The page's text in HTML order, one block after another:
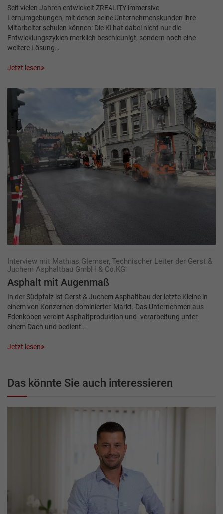
Seit vielen Jahren entwickelt ZREALITY immersive
Lernumgebungen, mit denen seine Unternehmenskunden ihre
Mitarbeiter schulen können: Die KI hat dabei nicht nur die
Entwicklungszyklen merklich beschleunigt, sondern noch eine
weitere Lösung…
Jetzt lesen
Interview mit Mathias Glemser, Technischer Leiter der Gerst &
Juchem Asphaltbau GmbH & Co.KG
Asphalt mit Augenmaß
In der Südpfalz ist Gerst & Juchem Asphaltbau der letzte Kleine in
einem von Konzernen dominierten Markt. Das Unternehmen aus
Edenkoben vereint Asphaltproduktion und -verarbeitung unter
einem Dach und bedient…
Jetzt lesen
Das könnte Sie auch interessieren